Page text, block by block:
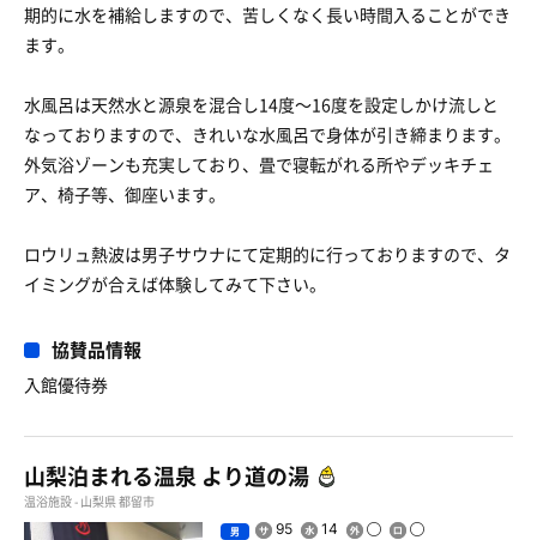
期的に水を補給しますので、苦しくなく長い時間入ることができ
ます。
水風呂は天然水と源泉を混合し14度〜16度を設定しかけ流しと
なっておりますので、きれいな水風呂で身体が引き締まります。
外気浴ゾーンも充実しており、畳で寝転がれる所やデッキチェ
ア、椅子等、御座います。
ロウリュ熱波は男子サウナにて定期的に行っておりますので、タ
イミングが合えば体験してみて下さい。
協賛品情報
入館優待券
山梨泊まれる温泉 より道の湯
温浴施設 - 山梨県 都留市
男 95 14